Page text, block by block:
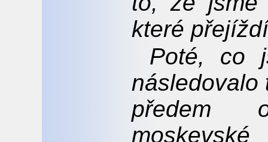
které
Poté, co
následovalo
předem